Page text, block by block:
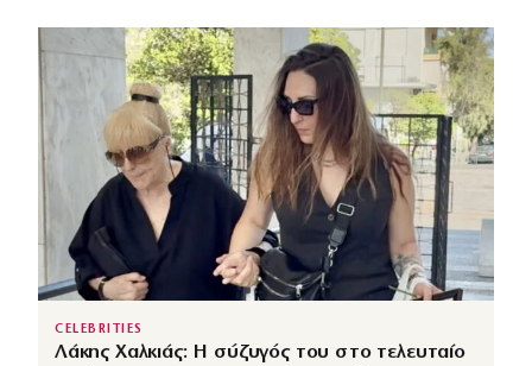
CELEBRITIES
Λάκης Χαλκιάς: Η σύζυγός του στο τελευταίο